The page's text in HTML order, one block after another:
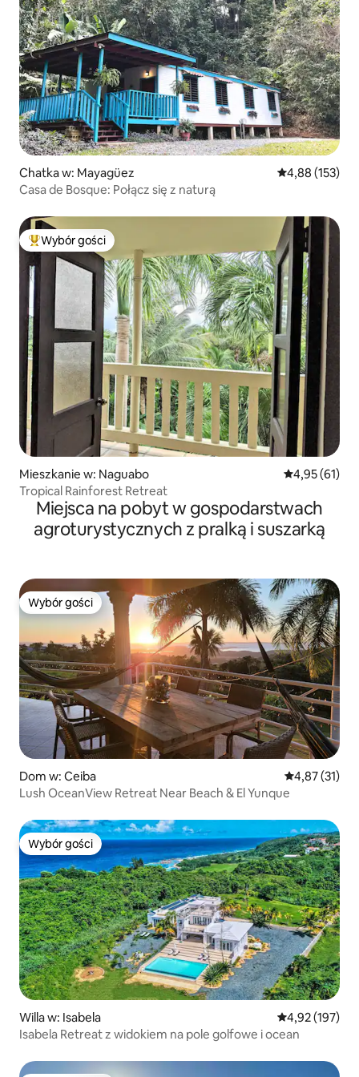
Chatka w: Mayagüez Średnia
4,88 (153)
Casa de Bosque: Połącz się z naturą
Najpopularniejsze z kategorii Wybór gości
Wybór gości
Mieszkanie w: Naguabo Średnia
4,95 (61)
Tropical Rainforest Retreat
Miejsca na pobyt w gospodarstwach
agroturystycznych z pralką i suszarką
Wybór gości
Wybór gości
Dom w: Ceiba Średnia
4,87 (31)
Lush OceanView Retreat Near Beach & El Yunque
Wybór gości
Wybór gości
Willa w: Isabela Średnia
4,92 (197)
Isabela Retreat z widokiem na pole golfowe i ocean